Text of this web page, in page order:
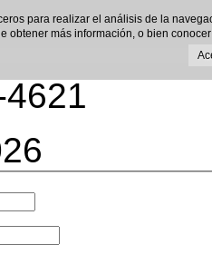
para realizar el análisis de la
obtener más información, o bien